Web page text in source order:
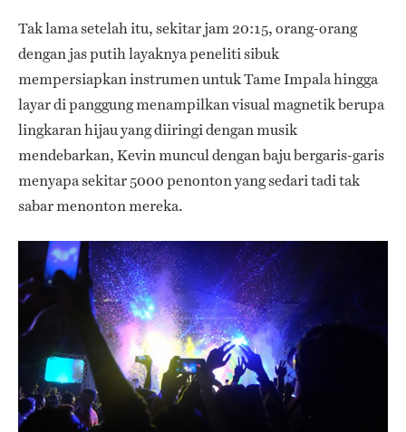
Tak lama setelah itu, sekitar jam 20:15, orang-orang
dengan jas putih layaknya peneliti sibuk
mempersiapkan instrumen untuk Tame Impala hingga
layar di panggung menampilkan visual magnetik berupa
lingkaran hijau yang diiringi dengan musik
mendebarkan, Kevin muncul dengan baju bergaris-garis
menyapa sekitar 5000 penonton yang sedari tadi tak
sabar menonton mereka.